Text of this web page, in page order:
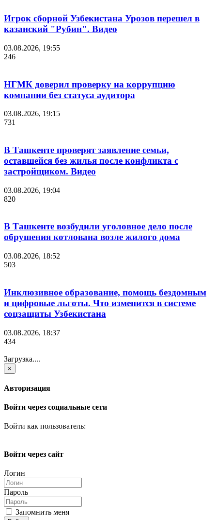
Игрок сборной Узбекистана Урозов перешел в
казанский "Рубин". Видео
03.08.2026, 19:55
246
НГМК доверил проверку на коррупцию
компании без статуса аудитора
03.08.2026, 19:15
731
В Ташкенте проверят заявление семьи,
оставшейся без жилья после конфликта с
застройщиком. Видео
03.08.2026, 19:04
820
В Ташкенте возбудили уголовное дело после
обрушения котлована возле жилого дома
03.08.2026, 18:52
503
Инклюзивное образование, помощь бездомным
и цифровые льготы. Что изменится в системе
соцзащиты Узбекистана
03.08.2026, 18:37
434
Загрузка....
×
Авторизация
Войти через социальные сети
Войти как пользователь:
Войти через сайт
Логин
Пароль
Запомнить меня